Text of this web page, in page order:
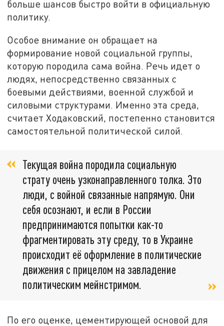
больше шансов быстро войти в официальную
политику.
Особое внимание он обращает на
формирование новой социальной группы,
которую породила сама война. Речь идет о
людях, непосредственно связанных с
боевыми действиями, военной службой и
силовыми структурами. Именно эта среда,
считает Ходаковский, постепенно становится
самостоятельной политической силой.
Текущая война породила социальную
страту очень узконаправленного толка. Это
люди, с войной связанные напрямую. Они
себя осознают, и если в России
предпринимаются попытки как-то
фрагментировать эту среду, то в Украине
происходит её оформление в политические
движения с прицелом на завладение
политическим мейнстримом.
По его оценке, цементирующей основой для